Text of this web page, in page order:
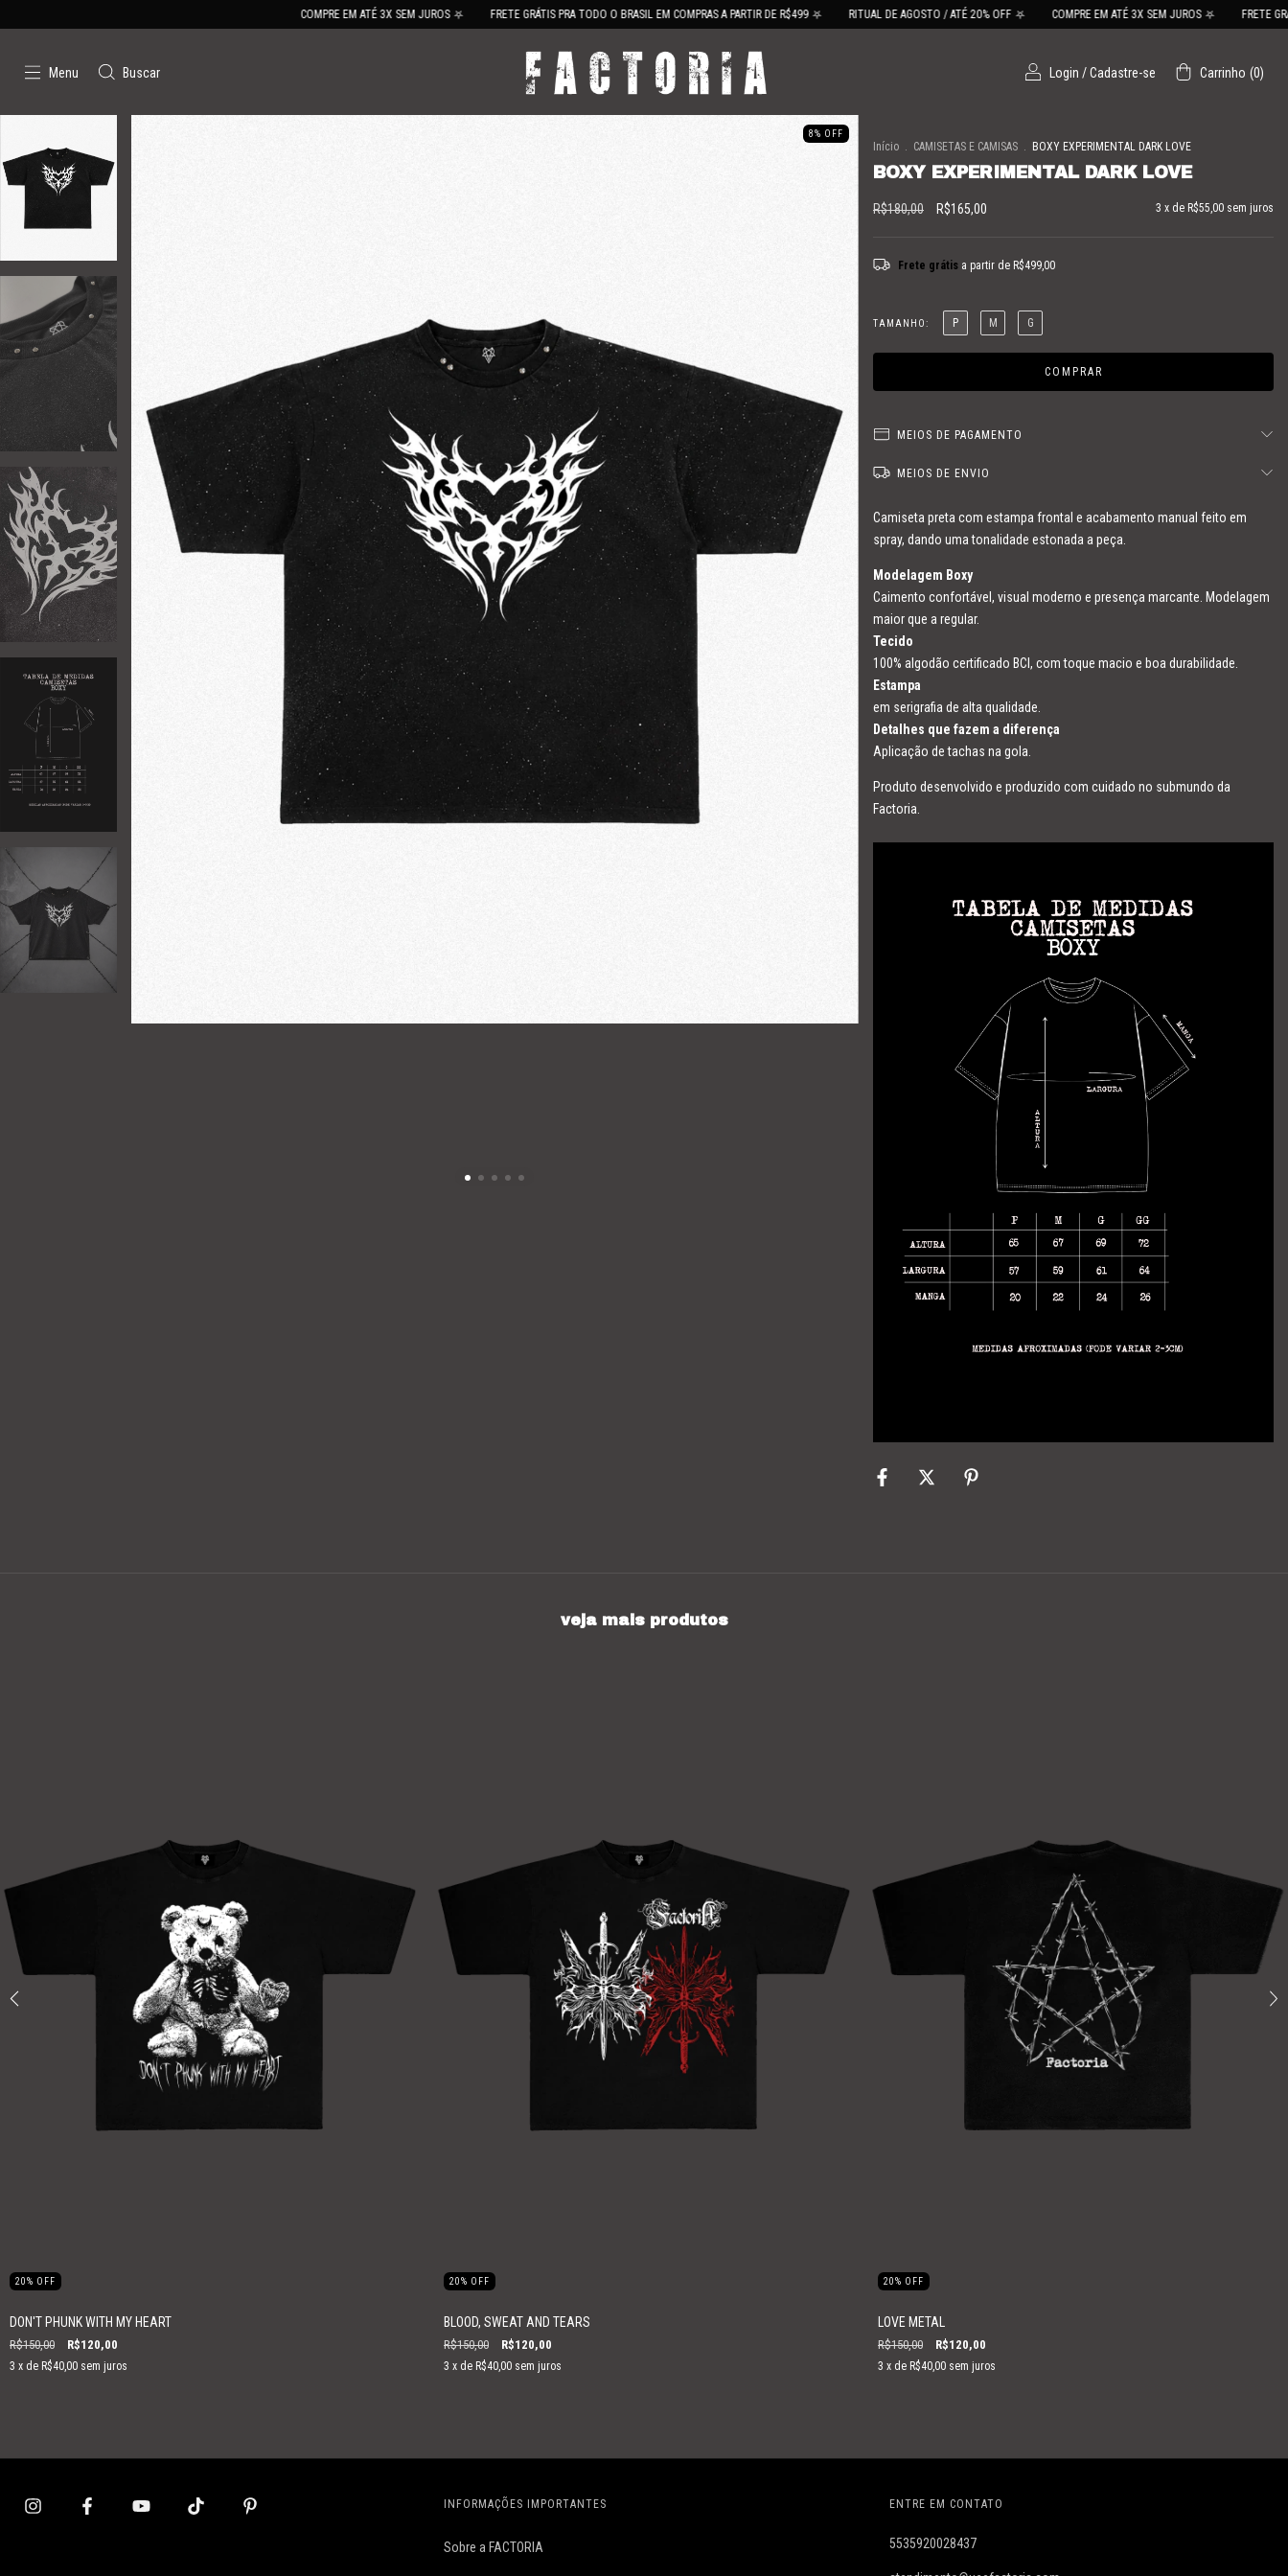
COMPRE EM ATÉ 3X SEM JUROS ⛧ FRETE GRÁTIS PRA TODO O BRASIL EM COMPRAS A PARTIR DE R$499 ⛧ RITUAL DE AGOSTO / ATÉ 20% OFF ⛧ COMPRE EM ATÉ 3X SEM JUROS ⛧ FRETE GRÁTIS PRA
Menu Buscar Login /Cadastre-se Carrinho (0)
8% OFF
Início . CAMISETAS E CAMISAS . BOXY EXPERIMENTAL DARK LOVE
BOXY EXPERIMENTAL DARK LOVE
R$180,00 R$165,00 3 x de R$55,00 sem juros
Frete grátis a partir de R$499,00
TAMANHO: P M G
MEIOS DE PAGAMENTO
MEIOS DE ENVIO
Camiseta preta com estampa frontal e acabamento manual feito em
spray, dando uma tonalidade estonada a peça.
Modelagem Boxy
Caimento confortável, visual moderno e presença marcante. Modelagem
maior que a regular.
Tecido
100% algodão certificado BCI, com toque macio e boa durabilidade.
Estampa
em serigrafia de alta qualidade.
Detalhes que fazem a diferença
Aplicação de tachas na gola.
Produto desenvolvido e produzido com cuidado no submundo da
Factoria.
veja mais produtos
20% OFF
DON'T PHUNK WITH MY HEART
R$150,00 R$120,00
3 x de R$40,00 sem juros
20% OFF
BLOOD, SWEAT AND TEARS
R$150,00 R$120,00
3 x de R$40,00 sem juros
20% OFF
LOVE METAL
R$150,00 R$120,00
3 x de R$40,00 sem juros
INFORMAÇÕES IMPORTANTES
Sobre a FACTORIA
ENTRE EM CONTATO
5535920028437